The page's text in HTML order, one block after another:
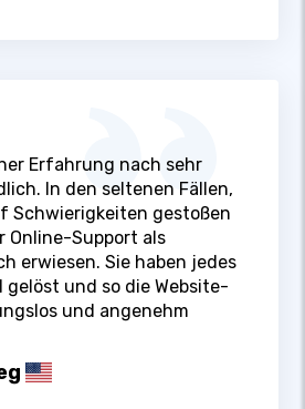
Erfahrung nach sehr
In den seltenen Fällen,
Schwierigkeiten gestoßen
Online-Support als
erwiesen. Sie haben jedes
gelöst und so die Website-
und angenehm